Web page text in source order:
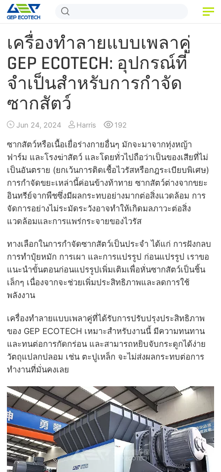
หน้าแรก
สินค้า
แอปพลิเคชัน
ข่าวสารและข้อมูล
เกี่ยวกับเรา
ติดต่อเรา
เครื่องทำลายแบบเพลาคู่
GEP ECOTECH: อุปกรณ์ที่
จำเป็นสำหรับการกำจัด
ซากสัตว์
Jun 24, 2024 Harris 192
ซากสัตว์หรือเนื้อเยื่อร่างกายอื่นๆ มักจะมาจากทุ่งหญ้า
ฟาร์ม และโรงฆ่าสัตว์ และโดยทั่วไปถือว่าเป็นของเสียที่ไม่
เป็นอันตราย (ยกเว้นการติดเชื้อไวรัสหรือกฎระเบียบพิเศษ)
การกำจัดขยะเหล่านี้ค่อนข้างท้าทาย ซากสัตว์ต่างจากขยะ
อินทรีย์จากพืชซึ่งมีผลกระทบอย่างมากต่อสิ่งแวดล้อม การ
จัดการอย่างไม่ระมัดระวังอาจทำให้เกิดมลภาวะต่อสิ่ง
แวดล้อมและการแพร่กระจายของไวรัส
ทางเลือกในการกำจัดซากสัตว์เป็นประจำ ได้แก่ การฝังกลบ
การทำปุ๋ยหมัก การเผา และการแปรรูป ก่อนแปรรูป เราขอ
แนะนำขั้นตอนก่อนแปรรูปเพิ่มเติมเพื่อหั่นซากสัตว์เป็นชิ้น
เล็กๆ เนื่องจากจะช่วยเพิ่มประสิทธิภาพและลดการใช้
พลังงาน
เครื่องทำลายแบบเพลาคู่ที่ได้รับการปรับปรุงประสิทธิภาพ
ของ GEP ECOTECH เหมาะสำหรับงานนี้ มีความทนทาน
และทนต่อการกัดกร่อน และสามารถหยิบจับกระดูกได้ง่าย
วัตถุแปลกปลอม เช่น ตะปูเหล็ก จะไม่ส่งผลกระทบต่อการ
ทำงานที่มั่นคงเลย